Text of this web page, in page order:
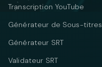
Transcription YouTube
Générateur de Sous-titres
Générateur SRT
Validateur SRT